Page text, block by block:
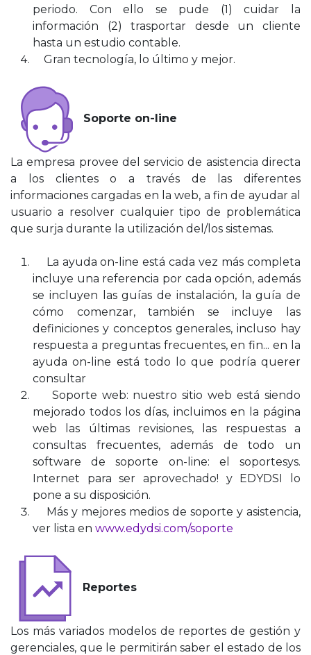
periodo. Con ello se pude (1) cuidar la
información (2) trasportar desde un cliente
hasta un estudio contable.
Gran tecnología, lo último y mejor.
Soporte on-line
La empresa provee del servicio de asistencia directa
a los clientes o a través de las diferentes
informaciones cargadas en la web, a fin de ayudar al
usuario a resolver cualquier tipo de problemática
que surja durante la utilización del/los sistemas.
La ayuda on-line está cada vez más completa
incluye una referencia por cada opción, además
se incluyen las guías de instalación, la guía de
cómo comenzar, también se incluye las
definiciones y conceptos generales, incluso hay
respuesta a preguntas frecuentes, en fin... en la
ayuda on-line está todo lo que podría querer
consultar
Soporte web: nuestro sitio web está siendo
mejorado todos los días, incluimos en la página
web las últimas revisiones, las respuestas a
consultas frecuentes, además de todo un
software de soporte on-line: el soportesys.
Internet para ser aprovechado! y EDYDSI lo
pone a su disposición.
Más y mejores medios de soporte y asistencia,
ver lista en www.edydsi.com/soporte
Reportes
Los más variados modelos de reportes de gestión y
gerenciales, que le permitirán saber el estado de los